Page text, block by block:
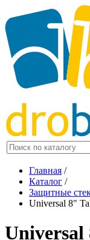
Главная /
Каталог /
Защитные
Universal 8"
Universal